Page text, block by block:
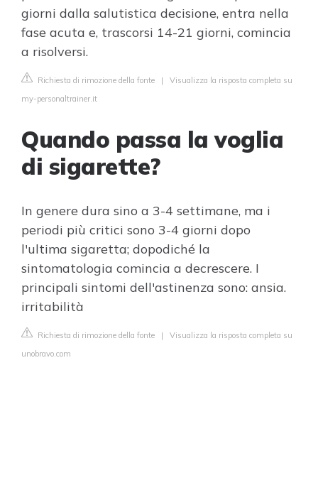
giorni dalla salutistica decisione, entra nella
fase acuta e, trascorsi 14-21 giorni, comincia
a risolversi.
Richiesta di rimozione della fonte | Visualizza la risposta completa su
my-personaltrainer.it
Quando passa la voglia
di sigarette?
In genere dura sino a 3-4 settimane, ma i
periodi più critici sono 3-4 giorni dopo
l'ultima sigaretta; dopodiché la
sintomatologia comincia a decrescere. I
principali sintomi dell'astinenza sono: ansia.
irritabilità
Richiesta di rimozione della fonte | Visualizza la risposta completa su
unobravo.com